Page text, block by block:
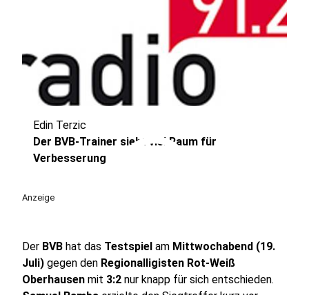
play_circle
Edin Terzic
Der BVB-Trainer sieht viel Raum für
Verbesserung
Anzeige
Der BVB hat das Testspiel am Mittwochabend (19.
Juli) gegen den Regionalligisten Rot-Weiß
Oberhausen mit 3:2 nur knapp für sich entschieden.